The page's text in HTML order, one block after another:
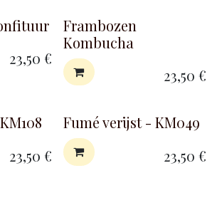
23,50 €
Frambozen
Kombucha
23,50 €
23,50 €
Fumé verijst - KM049
23,50 €